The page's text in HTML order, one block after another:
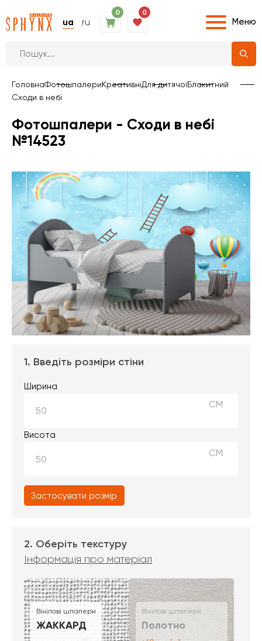
ua ru
0 0
Меню
ГоловнаФотошпалериКреативніДля дитячоїБлакитний
Сходи в небі
Фотошпалери - Сходи в небі
№14523
1. Введіть розміри стіни
Ширина
СМ
Висота
СМ
Застосувати розмір
2. Оберіть текстуру
Інформація про матеріал
Вінілові шпалери
ЖАККАРД
Вінілові шпалери
Полотно